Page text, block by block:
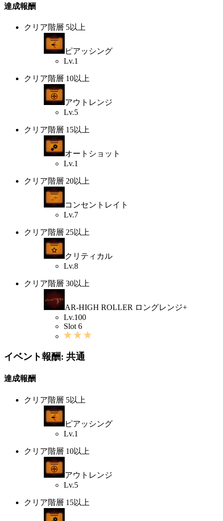
達成報酬
クリア階層 5以上
ピアッシング
Lv.1
クリア階層 10以上
アウトレンジ
Lv.5
クリア階層 15以上
オートショット
Lv.1
クリア階層 20以上
コンセントレイト
Lv.7
クリア階層 25以上
クリティカル
Lv.8
クリア階層 30以上
AR-HIGH ROLLER ロングレンジ+
Lv.100
Slot 6
イベント報酬: 共通
達成報酬
クリア階層 5以上
ピアッシング
Lv.1
クリア階層 10以上
アウトレンジ
Lv.5
クリア階層 15以上